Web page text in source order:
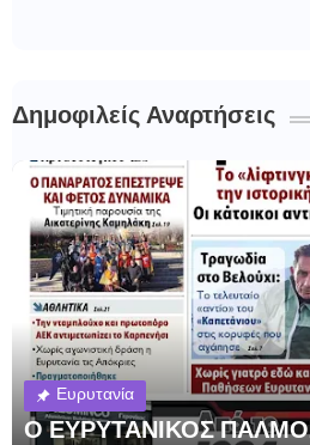
Δημοφιλείς Αναρτήσεις
Ευρυτανία
Ο ΕΥΡΥΤΑΝΙΚΟΣ